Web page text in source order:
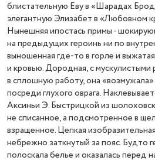
блистательную Еву в «Шарадах
элегантную Элизабет в «Любовном
Нынешняя ипостась примы -
на предыдущих героинь ни по
выношенная где-то в горле и
и кровью. Дородная, с мускулистыми
в сплошную работу, она
посреди глухого оврага.
Аксиньи Э. Быстрицкой из
не списанное, а подсмотренное в
взращенное. Цепкая
небрежно заткнутый за пояс. Будто
полоскала белье и оказалась перед